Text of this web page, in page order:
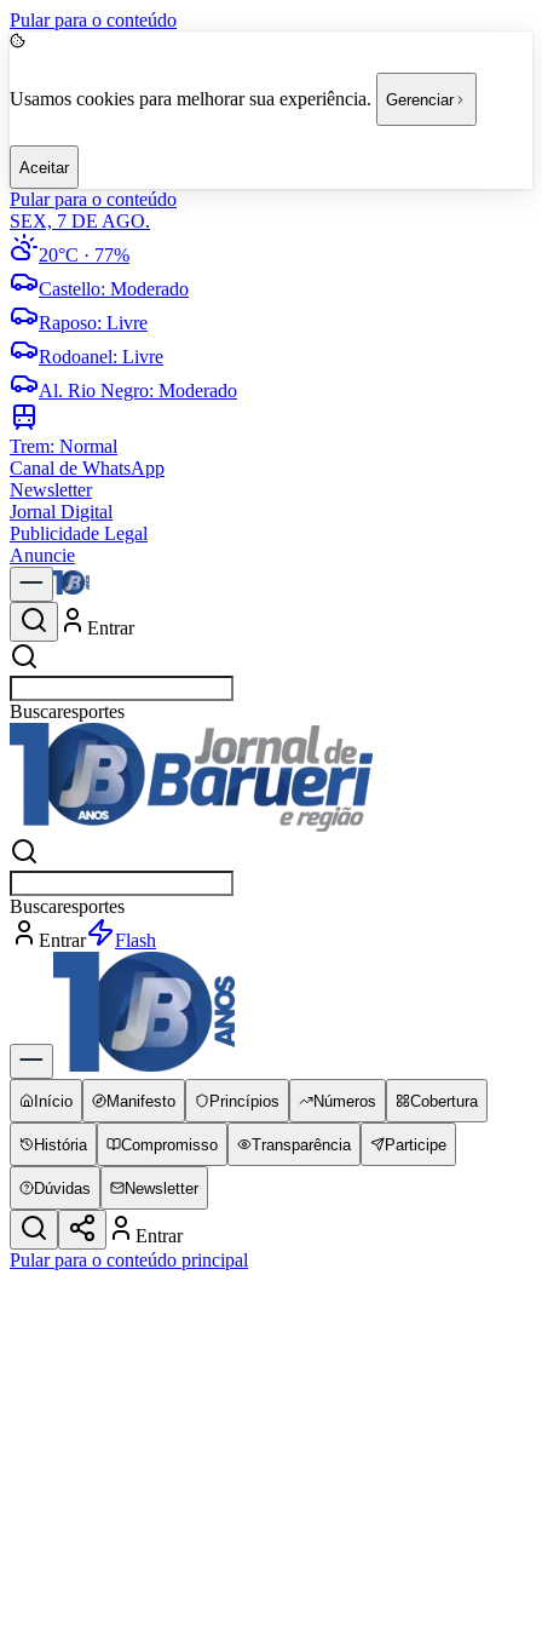
Pular para o conteúdo
Usamos cookies para melhorar sua experiência. Gerenciar
Aceitar
Pular para o conteúdo
SEX, 7 DE AGO.
20°C · 77%
Castello: Moderado
Raposo: Livre
Rodoanel: Livre
Al. Rio Negro: Moderado
Trem: Normal
Canal de WhatsApp
Newsletter
Jornal Digital
Publicidade Legal
Anuncie
Entrar
Buscarpolítica
Buscarpolítica
Entrar
Início Manifesto Princípios Números Cobertura
História Compromisso Transparência Participe
Dúvidas Newsletter
Entrar
Pular para o conteúdo principal